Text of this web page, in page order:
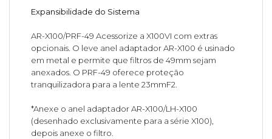
Expansibilidade do Sistema
AR-X100/PRF-49 Acessorize a X100VI com extras
opcionais. O leve anel adaptador AR-X100 é usinado
em metal e permite que filtros de 49mm sejam
anexados. O PRF-49 oferece proteção
tranquilizadora para a lente 23mmF2.
*Anexe o anel adaptador AR-X100/LH-X100
(desenhado exclusivamente para a série X100),
depois anexe o filtro.